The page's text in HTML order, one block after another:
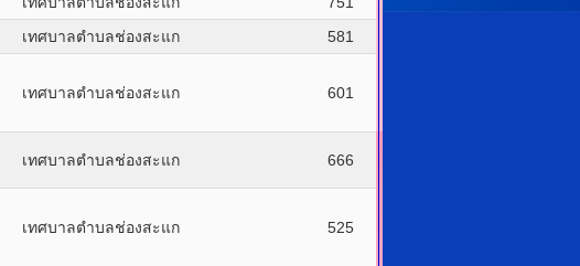
เทศบาลตำบลช่องสะแก 581
เทศบาลตำบลช่องสะแก 601
เทศบาลตำบลช่องสะแก 666
เทศบาลตำบลช่องสะแก 525